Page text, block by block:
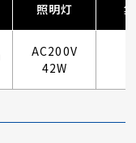
照明灯
AC200V
42W